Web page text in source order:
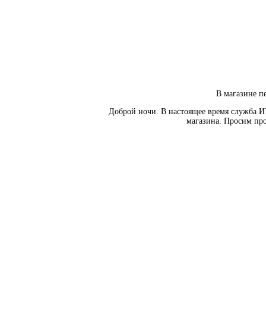
В магазине
Доброй ночи. В настоящее время служба
магазина. Просим